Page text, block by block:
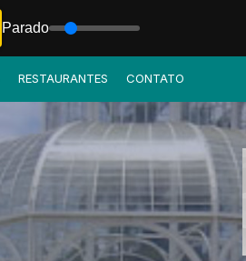
RESTAURANTES CONTATO
Parado